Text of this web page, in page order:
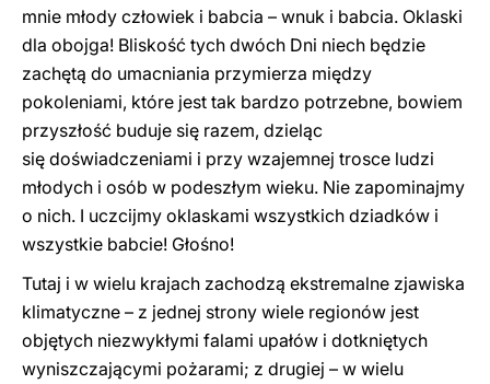
mnie młody człowiek i babcia – wnuk i babcia. Oklaski
dla obojga! Bliskość tych dwóch Dni niech będzie
zachętą do umacniania przymierza między
pokoleniami, które jest tak bardzo potrzebne, bowiem
przyszłość buduje się razem, dzieląc
się doświadczeniami i przy wzajemnej trosce ludzi
młodych i osób w podeszłym wieku. Nie zapominajmy
o nich. I uczcijmy oklaskami wszystkich dziadków i
wszystkie babcie! Głośno!
Tutaj i w wielu krajach zachodzą ekstremalne zjawiska
klimatyczne – z jednej strony wiele regionów jest
objętych niezwykłymi falami upałów i dotkniętych
wyniszczającymi pożarami; z drugiej – w wielu